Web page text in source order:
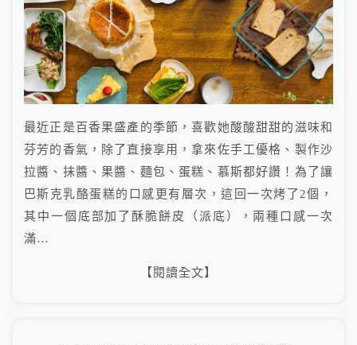
最近正是百香果盛產的季節，喜歡她酸酸甜甜的滋味和
芬芳的香氣，除了直接享用，拿來佐手工優格、製作沙
拉醬、抹醬、果醬、麵包、蛋糕、慕斯都好讚！為了讓
巴斯克乳酪蛋糕的口感更有層次，這回一次烤了2個，
其中一個底部加了酥脆餅皮（派底），兩種口感一次
滿…
【閱讀全文】